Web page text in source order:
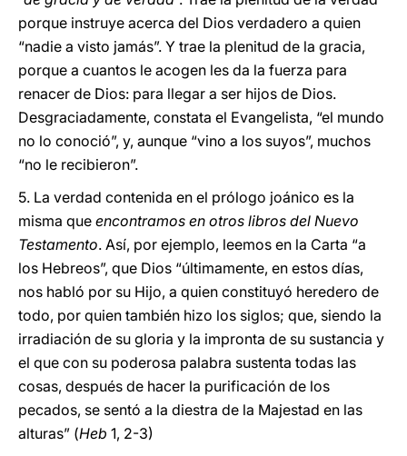
porque instruye acerca del Dios verdadero a quien
“nadie a visto jamás”. Y trae la plenitud de la gracia,
porque a cuantos le acogen les da la fuerza para
renacer de Dios: para llegar a ser hijos de Dios.
Desgraciadamente, constata el Evangelista, “el mundo
no lo conoció”, y, aunque “vino a los suyos”, muchos
“no le recibieron”.
5. La verdad contenida en el prólogo joánico es la
misma que encontramos en otros libros del Nuevo
Testamento. Así, por ejemplo, leemos en la Carta “a
los Hebreos”, que Dios “últimamente, en estos días,
nos habló por su Hijo, a quien constituyó heredero de
todo, por quien también hizo los siglos; que, siendo la
irradiación de su gloria y la impronta de su sustancia y
el que con su poderosa palabra sustenta todas las
cosas, después de hacer la purificación de los
pecados, se sentó a la diestra de la Majestad en las
alturas” (Heb 1, 2-3)